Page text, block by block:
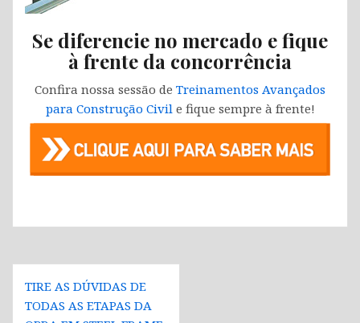
Se diferencie no mercado e fique
à frente da concorrência
Confira nossa sessão de Treinamentos Avançados
para Construção Civile fique sempre à frente!
Navegação
de
TIRE AS DÚVIDAS DE
TODAS AS ETAPAS DA